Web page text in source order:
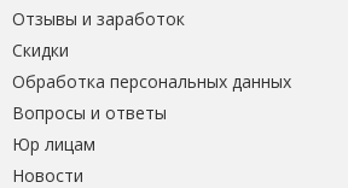
Отзывы и заработок
Скидки
Обработка персональных данных
Вопросы и ответы
Юр лицам
Новости